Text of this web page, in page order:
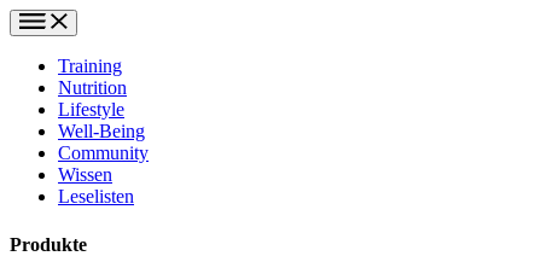
Training
Nutrition
Lifestyle
Well-Being
Community
Wissen
Leselisten
Produkte